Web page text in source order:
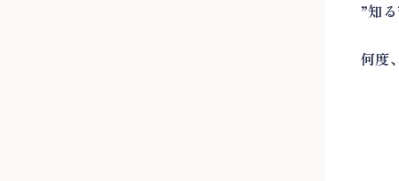
”知
何度